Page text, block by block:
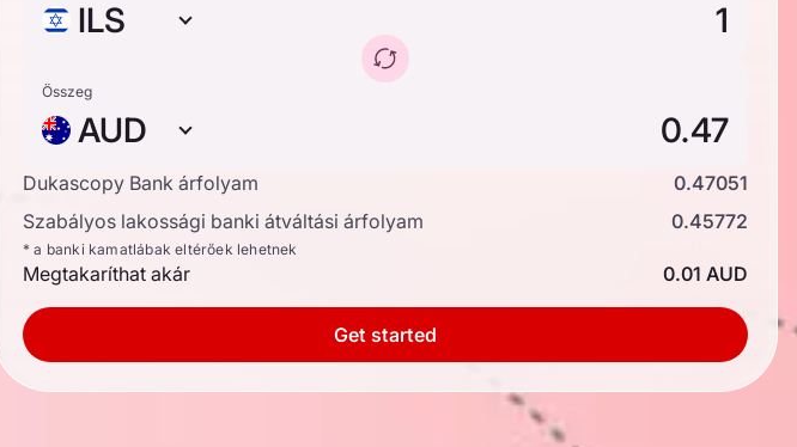
ILS
Összeg
AUD
Dukascopy Bank árfolyam
0.47051
Szabályos lakossági banki átváltási árfolyam
0.45772
* a banki kamatlábak eltérőek lehetnek
Megtakaríthat akár 0.01 AUD
Get started